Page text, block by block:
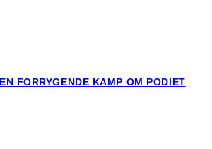
FORRYGENDE KAMP OM PODIET